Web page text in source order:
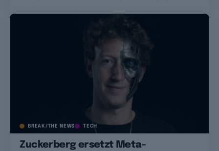
BREAK/THE NEWS TECH
Zuckerberg ersetzt Meta-